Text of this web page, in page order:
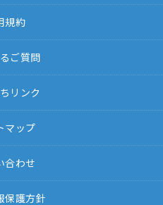
規約
ご質問
リンク
マップ
合わせ
保護方針